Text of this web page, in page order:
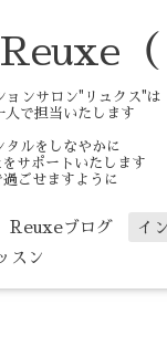
（
ョンサロン"リュクス"は
人で担当いたします
タルをしなやかに
サポートいたします
ごせますように
Reuxeブログ イ
スン